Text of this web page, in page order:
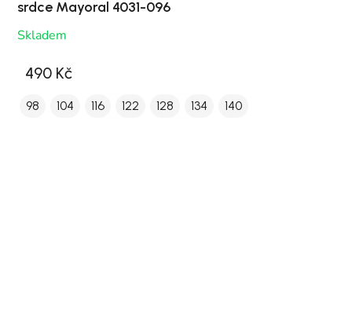
srdce Mayoral 4031-096
Skladem
490 Kč
98 104 116 122 128 134 140